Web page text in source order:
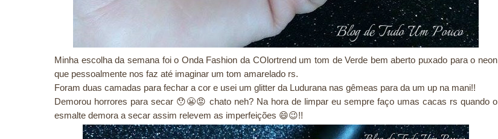
Minha escolha da semana foi o Onda Fashion da COlortrend um tom de Verde bem aberto puxado para o neon
que pessoalmente nos faz até imaginar um tom amarelado rs.
Foram duas camadas para fechar a cor e usei um glitter da Ludurana nas gêmeas para da um up na mani!!
Demorou horrores para secar 😯😬😡 chato neh? Na hora de limpar eu sempre faço umas cacas rs quando o
esmalte demora a secar assim relevem as imperfeições 😄😉!!